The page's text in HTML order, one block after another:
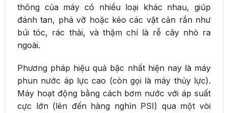
thông của máy có nhiều loại khác nhau, giúp
đánh tan, phá vỡ hoặc kéo các vật cản rắn như
búi tóc, rác thải, và thậm chí là rễ cây nhỏ ra
ngoài.
Phương pháp hiệu quả bậc nhất hiện nay là máy
phun nước áp lực cao (còn gọi là máy thủy lực).
Máy hoạt động bằng cách bơm nước với áp suất
cực lớn (lên đến hàng nghìn PSI) qua một vòi